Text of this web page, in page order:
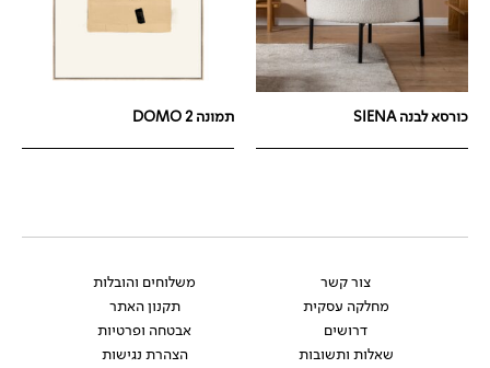
כורסא לבנה SIENA תמונה DOMO 2
צור קשר
מחלקה עסקית
דרושים
שאלות ותשובות
משלוחים והובלות
תקנון האתר
אבטחה ופרטיות
הצהרת נגישות